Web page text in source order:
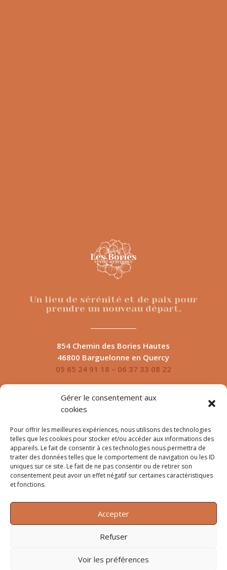
Gérer le consentement aux
cookies
Pour offrir les meilleures expériences, nous utilisons des technologies
telles que les cookies pour stocker et/ou accéder aux informations des
appareils. Le fait de consentir à ces technologies nous permettra de
traiter des données telles que le comportement de navigation ou les ID
uniques sur ce site. Le fait de ne pas consentir ou de retirer son
consentement peut avoir un effet négatif sur certaines caractéristiques
et fonctions.
Accepter
Refuser
Voir les préférences
Un lieu de sérénité et de paix pour
prendre un nouveau départ.
854 Chemin des Bories Hautes
46800 Barguelonne en Quercy
05 65 24 91 18 – 06 37 33 08 22
© 2026 Tous droits réservés Cures Les Bories
Jours & Heures d’ouverture :
Du lundi au dimanche de 8:00 à 19:00